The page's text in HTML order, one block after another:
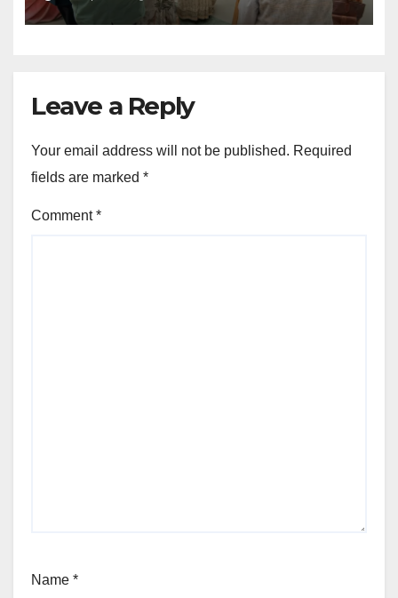
Leave a Reply
Your email address will not be published. Required
fields are marked *
Comment*
Name *